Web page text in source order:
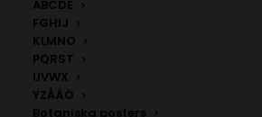
ABCDE
FGHIJ
KLMNO
PQRST
UVWX
YZÅÄÖ
Botaniska posters